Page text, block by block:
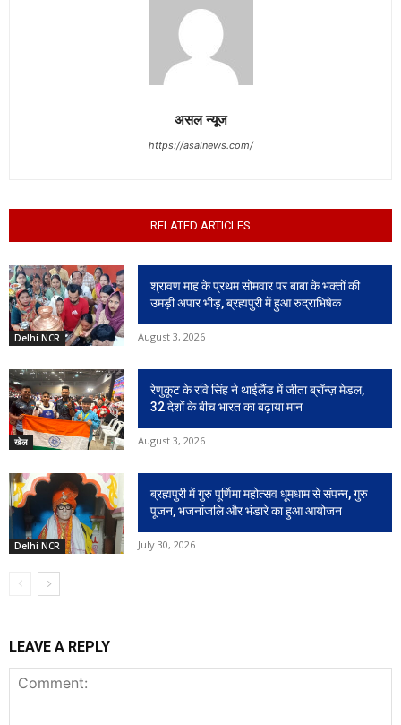
असल न्यूज
https://asalnews.com/
RELATED ARTICLES
Delhi NCR
श्रावण माह के प्रथम सोमवार पर बाबा के भक्तों की
उमड़ी अपार भीड़, ब्रह्मपुरी में हुआ रुद्राभिषेक
August 3, 2026
खेल
रेणुकूट के रवि सिंह ने थाईलैंड में जीता ब्रॉन्ज़ मेडल,
32 देशों के बीच भारत का बढ़ाया मान
August 3, 2026
Delhi NCR
ब्रह्मपुरी में गुरु पूर्णिमा महोत्सव धूमधाम से संपन्न, गुरु
पूजन, भजनांजलि और भंडारे का हुआ आयोजन
July 30, 2026
LEAVE A REPLY